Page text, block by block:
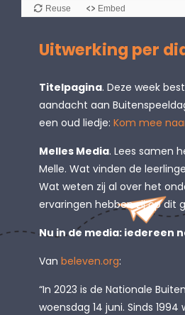
Uitwerking per
Titelpagina. Deze week
aandacht aan
een oud liedje: Kom mee
Melles Media. Lees samen
Melle. Wat vinden de
Wat weten zij al over het
ervaringen hebben zij op dit
Nu in de media: iedereen
Van beleven.org:
“In 2023 is de Nationale
woensdag 14 juni. Sinds 1994